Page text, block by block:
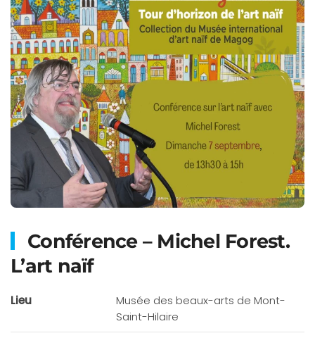
Conférence – Michel Forest.
L’art naïf
Lieu
Musée des beaux-arts de Mont-
Saint-Hilaire